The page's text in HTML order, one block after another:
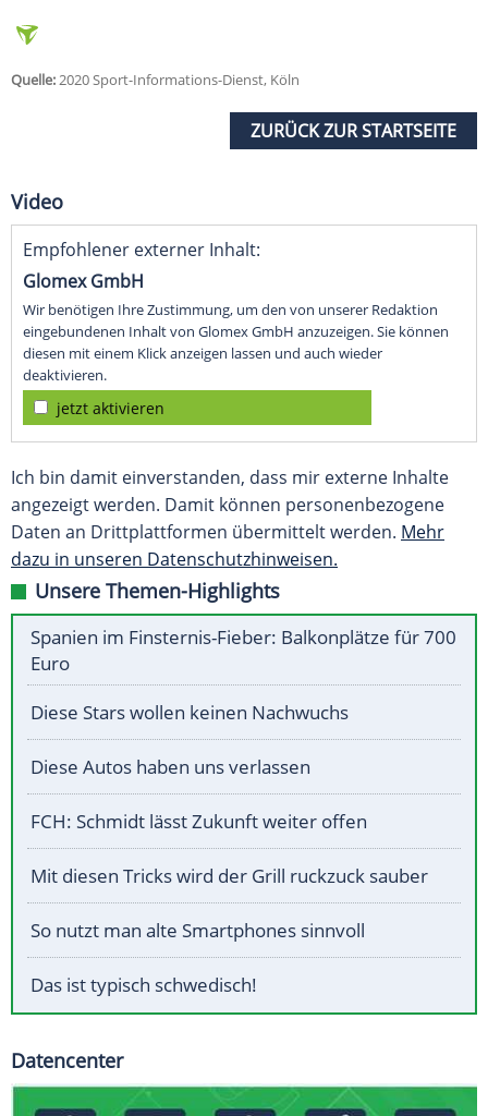
Quelle:2020 Sport-Informations-Dienst, Köln
ZURÜCK ZUR STARTSEITE
Video
Empfohlener externer Inhalt:
Glomex GmbH
Wir benötigen Ihre Zustimmung, um den von unserer Redaktion
eingebundenen Inhalt von Glomex GmbH anzuzeigen. Sie können
diesen mit einem Klick anzeigen lassen und auch wieder
deaktivieren.
jetzt aktivieren
Ich bin damit einverstanden, dass mir externe Inhalte
angezeigt werden. Damit können personenbezogene
Daten an Drittplattformen übermittelt werden. Mehr
dazu in unseren Datenschutzhinweisen.
Unsere Themen-Highlights
Spanien im Finsternis-Fieber: Balkonplätze für 700
Euro
Diese Stars wollen keinen Nachwuchs
Diese Autos haben uns verlassen
FCH: Schmidt lässt Zukunft weiter offen
Mit diesen Tricks wird der Grill ruckzuck sauber
So nutzt man alte Smartphones sinnvoll
Das ist typisch schwedisch!
Datencenter